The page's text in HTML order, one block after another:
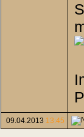
09.04.2013 13:45